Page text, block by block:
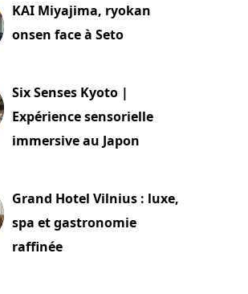
KAI Miyajima, ryokan
onsen face à Seto
Six Senses Kyoto |
Expérience sensorielle
immersive au Japon
Grand Hotel Vilnius : luxe,
spa et gastronomie
raffinée